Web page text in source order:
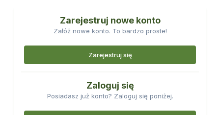
Zarejestruj nowe konto
Załóż nowe konto. To bardzo proste!
Zarejestruj się
Zaloguj się
Posiadasz już konto? Zaloguj się poniżej.